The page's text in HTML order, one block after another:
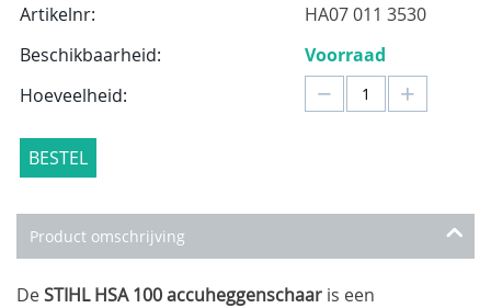
Artikelnr:
HA07 011 3530
Beschikbaarheid:
Voorraad
Hoeveelheid:
+
−
BESTEL
Product omschrijving
DeSTIHL HSA 100 accuheggenschaar is een